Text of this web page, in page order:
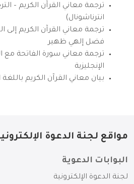
ترجمة معاني القرآن الكريم –
انترناشونال)
ترجمة معاني القرآن الكريم إلى
فضل إلهي ظهير
ترجمة معاني سورة الفاتحة مع
الإنجليزية
بيان معاني القرآن الكريم باللغة
مواقع لجنة الدعوة
البوابات الدعوية
لجنة الدعوة الإلكترونية